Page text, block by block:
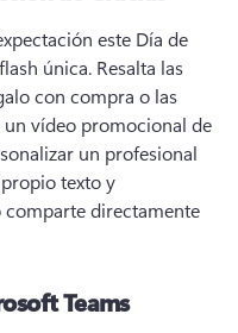
este Día de
única. Resalta las
con compra o las
un vídeo promocional de
un profesional
texto y
comparte directamente
Teams